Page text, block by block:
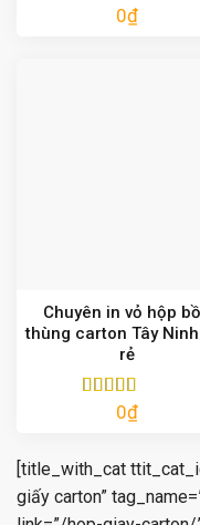
Được xếp
0₫
Chuyên in vỏ hộp
thùng carton Tây
rẻ
Được xếp
0₫
[title_with_cat
giấy carton”